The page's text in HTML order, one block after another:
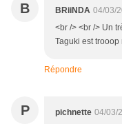
B BRiiNDA 04/03/
<br /> <br /> Un
Taguki est trooop
Répondre
P pichnette 04/03/